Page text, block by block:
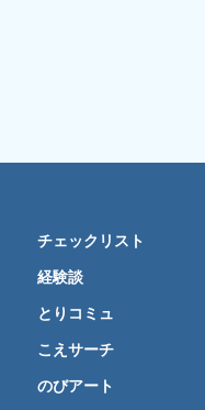
チェックリスト
経験談
とりコミュ
こえサーチ
のびアート